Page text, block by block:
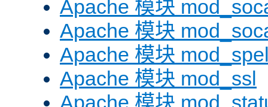
Apache 模块
Apache 模块
Apache 模块
Apache 模块 mod_ssl
Apache 模块